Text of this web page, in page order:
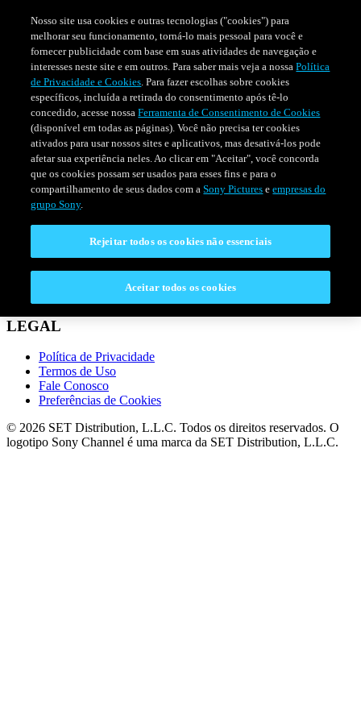
SÉRIESPROGRAMAÇÃO
CONECTAR
Perguntas Frequentes
LEGAL
Política de Privacidade
Termos de Uso
Fale Conosco
Preferências de Cookies
© 2026 SET Distribution, L.L.C. Todos os direitos reservados. O
logotipo Sony Channel é uma marca da SET Distribution, L.L.C.
Nosso site usa cookies e outras tecnologias ("cookies") para
melhorar seu funcionamento, torná-lo mais pessoal para você e
fornecer publicidade com base em suas atividades de navegação e
interesses neste site e em outros. Para saber mais veja a nossaPolítica
de Privacidade e Cookies. Para fazer escolhas sobre cookies
específicos, incluída a retirada do consentimento após tê-lo
concedido, acesse nossaFerramenta de Consentimento de Cookies
(disponível em todas as páginas). Você não precisa ter cookies
ativados para usar nossos sites e aplicativos, mas desativá-los pode
afetar sua experiência neles. Ao clicar em "Aceitar", você concorda
que os cookies possam ser usados para esses fins e para o
compartilhamento de seus dados com aSony Pictures eempresas do
grupo Sony.
Rejeitar todos os cookies não essenciais
Aceitar todos os cookies